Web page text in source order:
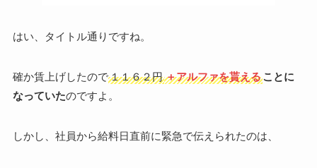
はい、タイトル通りですね。
確か賃上げしたので１１６２円 ＋アルファを貰えることに
なっていたのですよ。
しかし、社員から給料日直前に緊急で伝えられたのは、